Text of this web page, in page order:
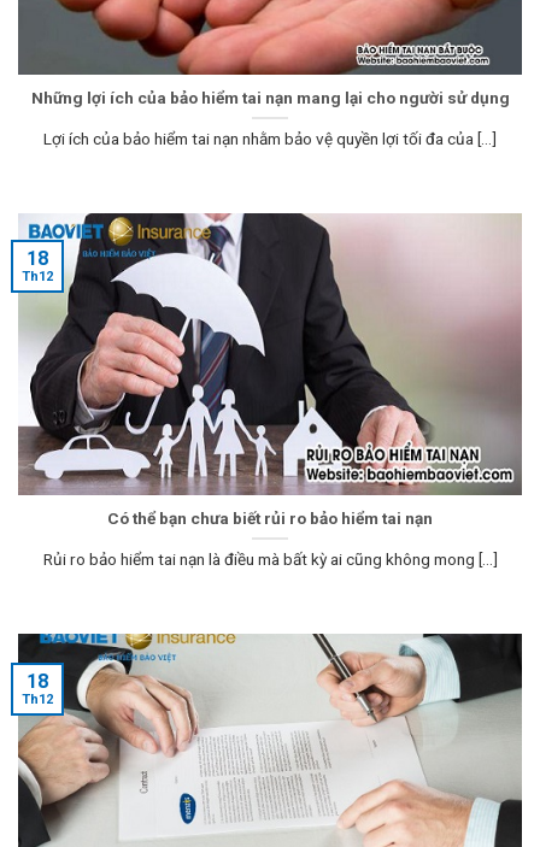
Những lợi ích của bảo hiểm tai nạn mang lại cho người sử dụng
Lợi ích của bảo hiểm tai nạn nhằm bảo vệ quyền lợi tối đa của [...]
Có thể bạn chưa biết rủi ro bảo hiểm tai nạn
Rủi ro bảo hiểm tai nạn là điều mà bất kỳ ai cũng không mong [...]
18
Th12
18
Th12